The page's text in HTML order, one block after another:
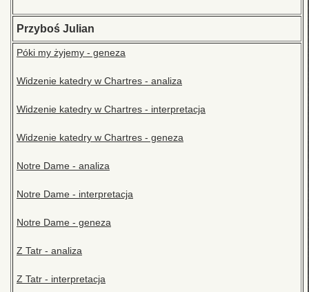
Przyboś Julian
Póki my żyjemy - geneza
Widzenie katedry w Chartres - analiza
Widzenie katedry w Chartres - interpretacja
Widzenie katedry w Chartres - geneza
Notre Dame - analiza
Notre Dame - interpretacja
Notre Dame - geneza
Z Tatr - analiza
Z Tatr - interpretacja